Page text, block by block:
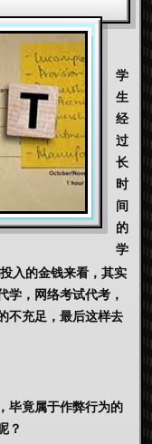
学
生
经
过
长
时
间
的
学
入的金钱来看，其实
学，网络考试代考，
不充足，最后这样去
毕竟属于作弊行为的
？